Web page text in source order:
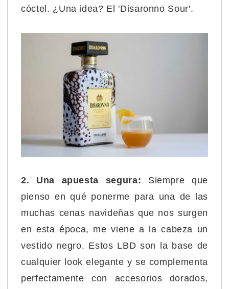
cóctel. ¿Una idea? El 'Disaronno Sour'.
2. Una apuesta segura: Siempre que
pienso en qué ponerme para una de las
muchas cenas navideñas que nos surgen
en esta época, me viene a la cabeza un
vestido negro. Estos LBD son la base de
cualquier look elegante y se complementa
perfectamente con accesorios dorados,